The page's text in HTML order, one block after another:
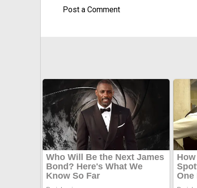
Post a Comment